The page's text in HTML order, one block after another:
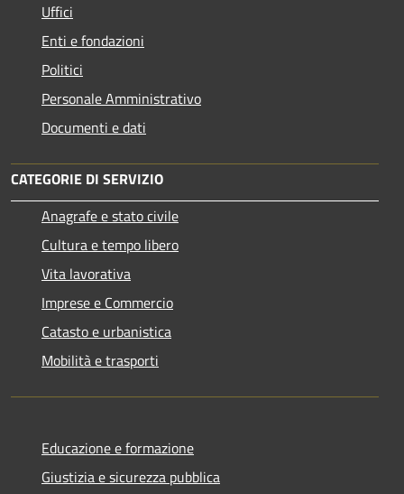
Uffici
Enti e fondazioni
Politici
Personale Amministrativo
Documenti e dati
CATEGORIE DI SERVIZIO
Anagrafe e stato civile
Cultura e tempo libero
Vita lavorativa
Imprese e Commercio
Catasto e urbanistica
Mobilità e trasporti
Educazione e formazione
Giustizia e sicurezza pubblica